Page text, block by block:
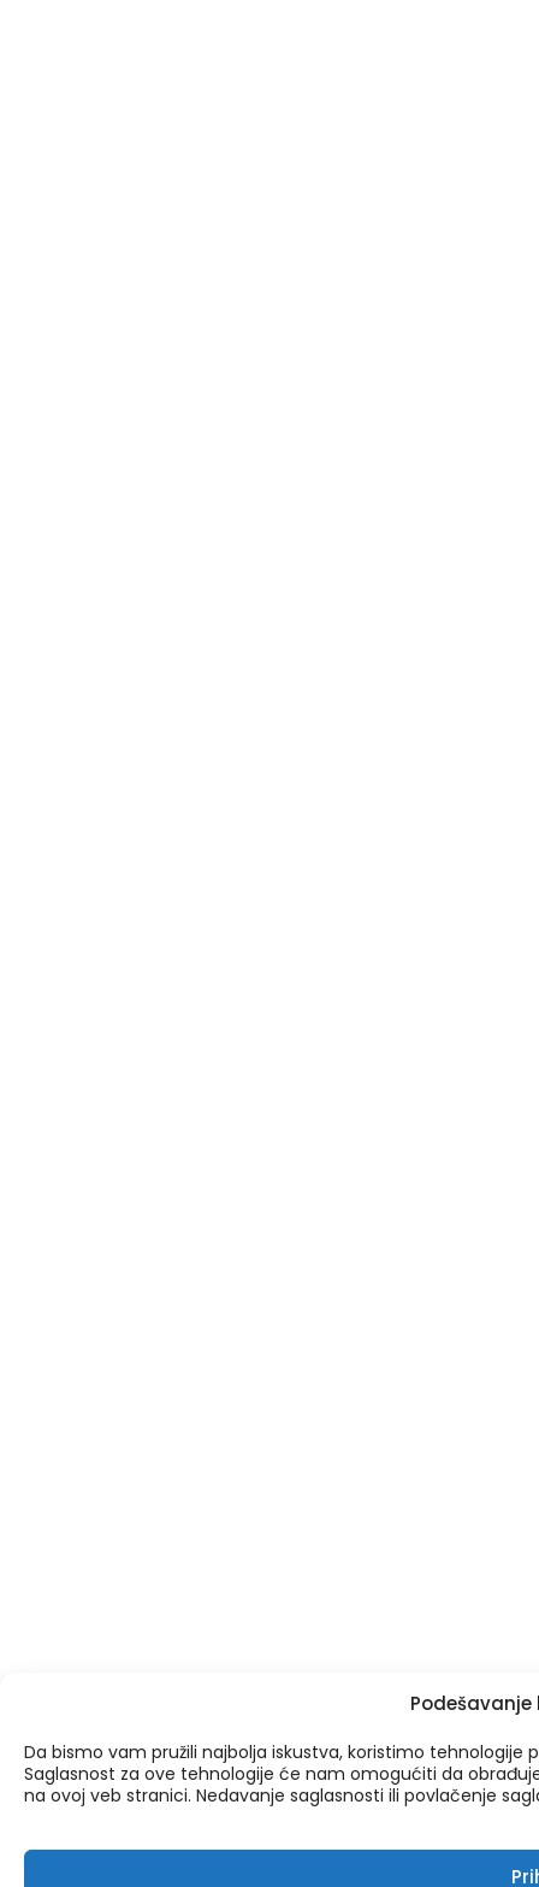
Da bismo vam pružili najbolja iskustva, koristimo
Saglasnost za ove tehnologije će nam omogućiti da
na ovoj veb stranici. Nedavanje saglasnosti ili povlačenje